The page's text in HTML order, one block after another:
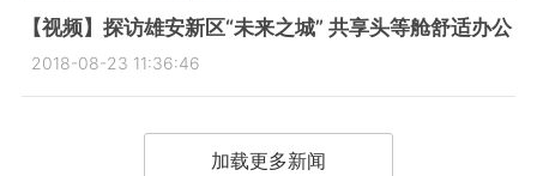
【视频】探访雄安新区“未来之城” 共享头等舱舒适办公
2018-08-23 11:36:46
加载更多新闻